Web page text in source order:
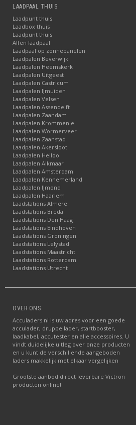
LAADPAAL THUIS
Laadpunt thuis
Laadbox thuis
Laadpunt thuis
Alfen laadpaal
Laadpaal op zonnepanelen
Laadpalen Beverwijk
Laadpalen Heemskerk
Laadpalen Uitgeest
Laadpalen Castricum
Laadpalen IJmuiden
Laadpalen Velsen
Laadpalen Assendelft
Laadpalen Zaandam
Laadpalen Krommenie
Laadpalen Wormerveer
Laadpalen Zaanstad
Laadpalen Akersloot
Laadpalen Heiloo
Laadpalen Alkmaar
Laadpalen Amsterdam
Laadpalen Kennemerland
Laadpalen IJmond
Laadpalen Haarlem
Laadstations Almere
Laadstations Breda
Laadstations Den Haag
Laadstations Eindhoven
Laadstations Groningen
Laadstations Lelystad
Laadstations Maastricht
Laadstations Rotterdam
Laadstations Utrecht
OVER ONS
Acculaders.nl is uw adres voor een goede
acculader, druppellader, startbooster,
laadkabel, accutester en alle accessoires. U
vindt duidelijke uitleg over onze producten
en u kunt de verschillende aangeboden
laders makkelijk met elkaar vergelijken
Grootste aanbod direct leverbare Victron
producten online!